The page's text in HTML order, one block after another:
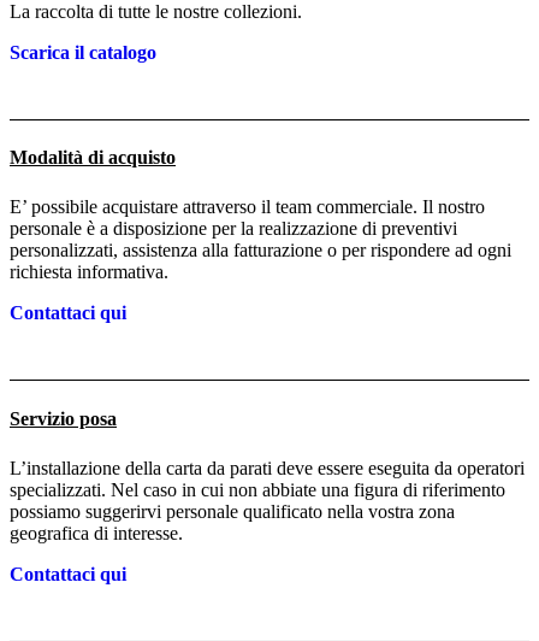
La raccolta di tutte le nostre collezioni.
Scarica il catalogo
Modalità di acquisto
E’ possibile acquistare attraverso il team commerciale. Il nostro
personale è a disposizione per la realizzazione di preventivi
personalizzati, assistenza alla fatturazione o per rispondere ad ogni
richiesta informativa.
Contattaci qui
Servizio posa
L’installazione della carta da parati deve essere eseguita da operatori
specializzati. Nel caso in cui non abbiate una figura di riferimento
possiamo suggerirvi personale qualificato nella vostra zona
geografica di interesse.
Contattaci qui